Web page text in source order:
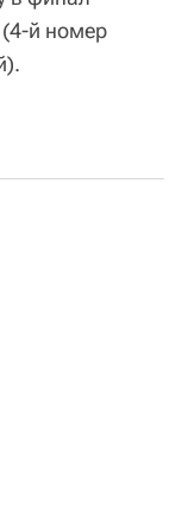
й номер